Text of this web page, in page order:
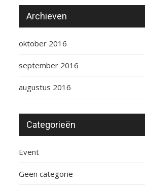
Archieven
oktober 2016
september 2016
augustus 2016
Categorieën
Event
Geen categorie